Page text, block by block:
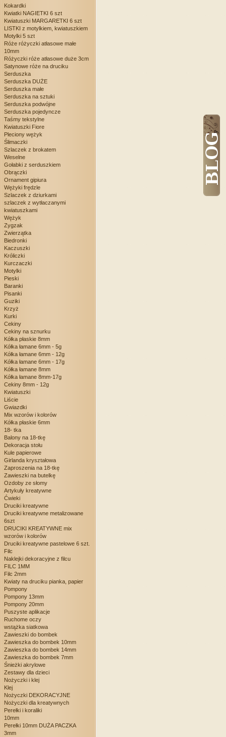
Kokardki
Kwiatki NAGIETKI 6 szt
Kwiatuszki MARGARETKI 6 szt
LISTKI z motylkiem, kwiatuszkiem
Motylki 5 szt
Róże różyczki atłasowe małe
10mm
Różyczki róże atłasowe duże 3cm
Satynowe róże na druciku
Serduszka
Serduszka DUŻE
Serduszka małe
Serduszka na sztuki
Serduszka podwójne
Serduszka pojedyncze
Taśmy tekstylne
Kwiatuszki Fiore
Pleciony wężyk
Ślimaczki
Szlaczek z brokatem
Weselne
Gołabki z serduszkiem
Obrączki
Ornament gipiura
Wężyki frędzle
Szlaczek z dziurkami
szlaczek z wytłaczanymi
kwiatuszkami
Wężyk
Zygzak
Zwierzątka
Biedronki
Kaczuszki
Króliczki
Kurczaczki
Motylki
Pieski
Baranki
Pisanki
Guziki
Krzyż
Kurki
Cekiny
Cekiny na sznurku
Kółka płaskie 8mm
Kółka łamane 6mm - 5g
Kółka łamane 6mm - 12g
Kółka łamane 6mm - 17g
Kółka łamane 8mm
Kółka łamane 8mm-17g
Cekiny 8mm - 12g
Kwiatuszki
Liście
Gwiazdki
Mix wzorów i kolorów
Kółka płaskie 6mm
18- tka
Balony na 18-tkę
Dekoracja stołu
Kule papierowe
Girlanda kryształowa
Zaproszenia na 18-tkę
Zawieszki na butelkę
Ozdoby ze słomy
Artykuły kreatywne
Ćwieki
Druciki kreatywne
Druciki kreatywne metalizowane
6szt
DRUCIKI KREATYWNE mix
wzorów i kolorów
Druciki kreatywne pastelowe 6 szt.
Filc
Naklejki dekoracyjne z filcu
FILC 1MM
Filc 2mm
Kwiaty na druciku pianka, papier
Pompony
Pompony 13mm
Pompony 20mm
Puszyste aplikacje
Ruchome oczy
wstążka siatkowa
Zawieszki do bombek
Zawieszka do bombek 10mm
Zawieszka do bombek 14mm
Zawieszka do bombek 7mm
Śnieżki akrylowe
Zestawy dla dzieci
Nożyczki i klej
Klej
Nożyczki DEKORACYJNE
Nożyczki dla kreatywnych
Perełki i koraliki
10mm
Perełki 10mm DUŻA PACZKA
3mm